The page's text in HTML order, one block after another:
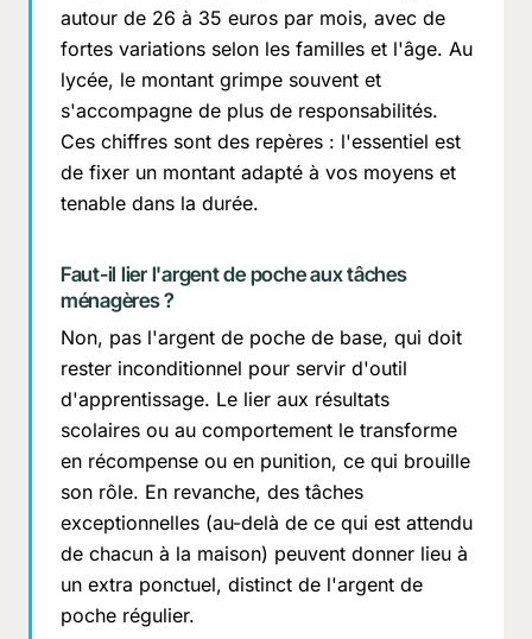
autour de 26 à 35 euros par mois, avec de
fortes variations selon les familles et l'âge. Au
lycée, le montant grimpe souvent et
s'accompagne de plus de responsabilités.
Ces chiffres sont des repères : l'essentiel est
de fixer un montant adapté à vos moyens et
tenable dans la durée.
Faut-il lier l'argent de poche aux tâches
ménagères ?
Non, pas l'argent de poche de base, qui doit
rester inconditionnel pour servir d'outil
d'apprentissage. Le lier aux résultats
scolaires ou au comportement le transforme
en récompense ou en punition, ce qui brouille
son rôle. En revanche, des tâches
exceptionnelles (au-delà de ce qui est attendu
de chacun à la maison) peuvent donner lieu à
un extra ponctuel, distinct de l'argent de
poche régulier.